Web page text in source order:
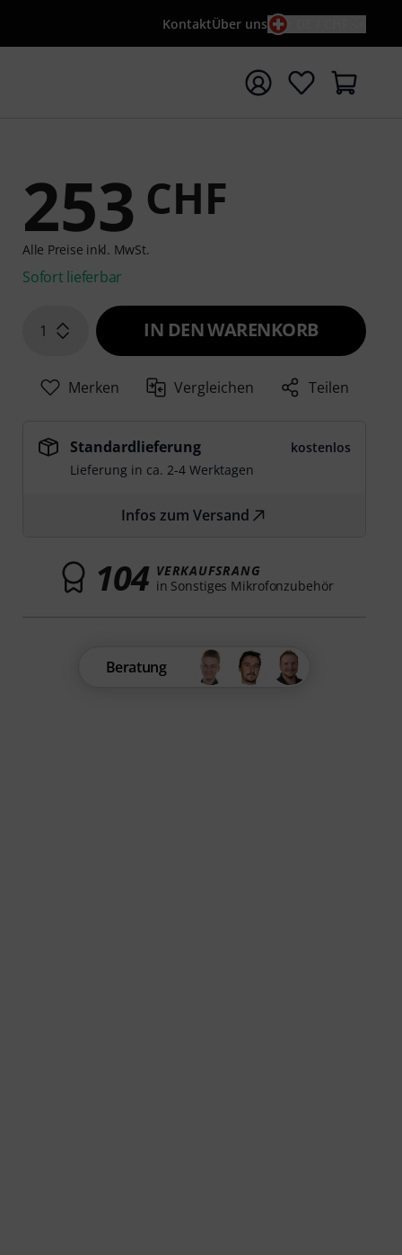
KontaktÜber uns
mit Suchwort {searchTerm} starten
253 CHF
Alle Preise inkl. MwSt.
Sofort lieferbar
1 IN DEN WARENKORB
Merken Vergleichen Teilen
Standardlieferung
kostenlos
Lieferung in ca. 2-4 Werktagen
Infos zum Versand
104 VERKAUFSRANG
in Sonstiges Mikrofonzubehör
Beratung